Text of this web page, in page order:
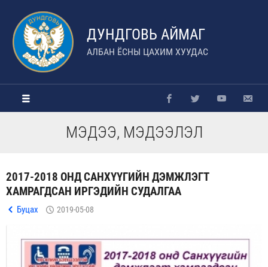
ДУНДГОВЬ АЙМАГ
АЛБАН ЁСНЫ ЦАХИМ ХУУДАС
МЭДЭЭ, МЭДЭЭЛЭЛ
2017-2018 ОНД САНХҮҮГИЙН ДЭМЖЛЭГТ
ХАМРАГДСАН ИРГЭДИЙН СУДАЛГАА
Буцах 2019-05-08